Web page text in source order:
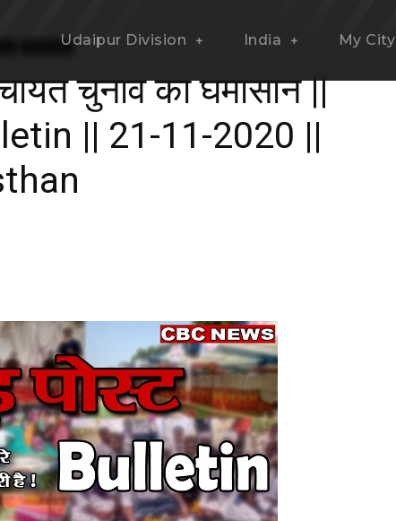
Udaipur Division India My City
Rajasthan
चुनाव का घमासान ||
|| 21-11-2020 ||